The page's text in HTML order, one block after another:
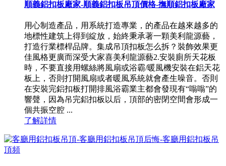
順義鋁扣板廠家-順義鋁扣板吊頂價格-撫順鋁扣板廠家
用心制造產品，用系統打造專業，的產品在越來越多的
地標性建筑上得到綻放，始終秉承著一顆美利龍源藝，
打造行業標桿品牌。集成吊頂扣板怎么拆？裝飾效果更
佳風格更廣而深受大家喜美利龍源藝2.安裝廁所天花板
時，不要直接用螺絲將風扇或浴霸/暖風機安裝在鋁天花
板上，否則打開風扇或者暖風系統就會產生噪音。否則
在安裝完鋁扣板打開排風浴霸業主都會發現有“嗡嗡”的
響聲，因為吊完鋁扣板以后，頂部的密閉空間會形成一
個共振空腔 ...
了解詳情